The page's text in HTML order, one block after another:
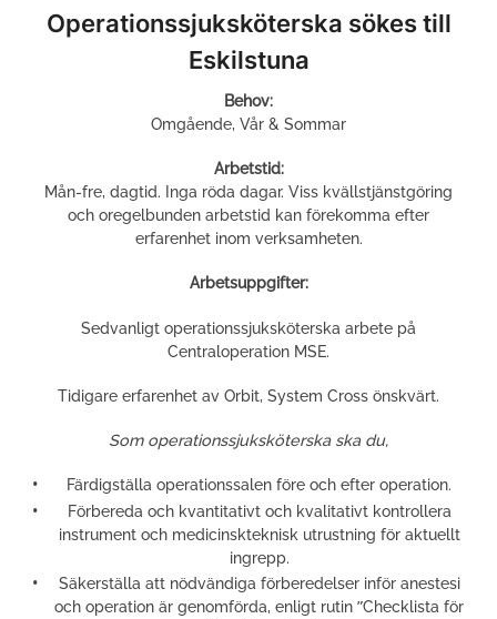
Operationssjuksköterska sökes till
Eskilstuna
Behov:
Omgående, Vår & Sommar
Arbetstid:
Mån-fre, dagtid. Inga röda dagar. Viss kvällstjänstgöring
och oregelbunden arbetstid kan förekomma efter
erfarenhet inom verksamheten.
Arbetsuppgifter:
Sedvanligt operationssjuksköterska arbete på
Centraloperation MSE.
Tidigare erfarenhet av Orbit, System Cross önskvärt.
Som operationssjuksköterska ska du,
Färdigställa operationssalen före och efter operation.
Förbereda och kvantitativt och kvalitativt kontrollera
instrument och medicinskteknisk utrustning för aktuellt
ingrepp.
Säkerställa att nödvändiga förberedelser inför anestesi
och operation är genomförda, enligt rutin ”Checklista för